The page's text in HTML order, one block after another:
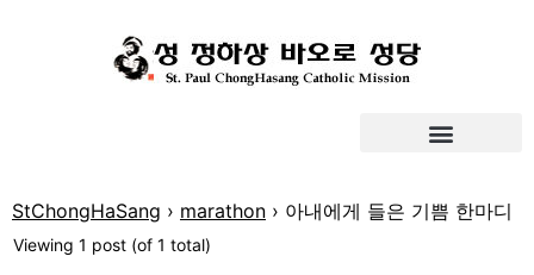
StChongHaSang › marathon › 아내에게 들은 기쁨 한마디
Viewing 1 post (of 1 total)